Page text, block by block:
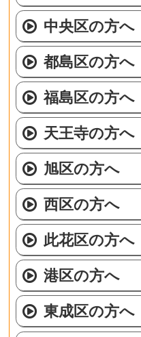
中央区の方へ
都島区の方へ
福島区の方へ
天王寺の方へ
旭区の方へ
西区の方へ
此花区の方へ
港区の方へ
東成区の方へ